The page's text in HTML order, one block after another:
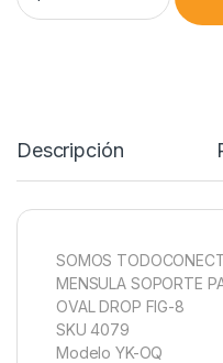
Descripción
SOMOS
MENSULA SOPORTE
OVAL DROP FIG-8
SKU 4079
Modelo YK-OQ